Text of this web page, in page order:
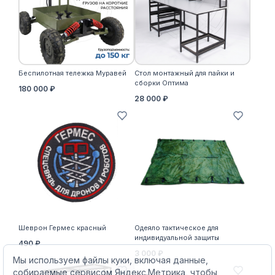
Беспилотная тележка Муравей
180 000 ₽
Стол монтажный для пайки и
сборки Оптима
28 000 ₽
Шеврон Гермес красный
490 ₽
Одеяло тактическое для
индивидуальной защиты
3 000 ₽
Мы используем файлы куки, включая данные,
собираемые сервисом Яндекс.Метрика, чтобы